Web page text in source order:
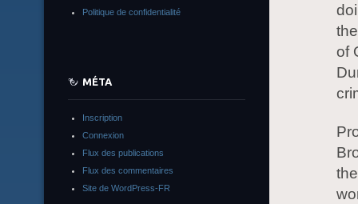
of
Politique de confidentialité
MÉTA
Inscription
Connexion
Flux des publications
Flux des commentaires
Site de WordPress-FR